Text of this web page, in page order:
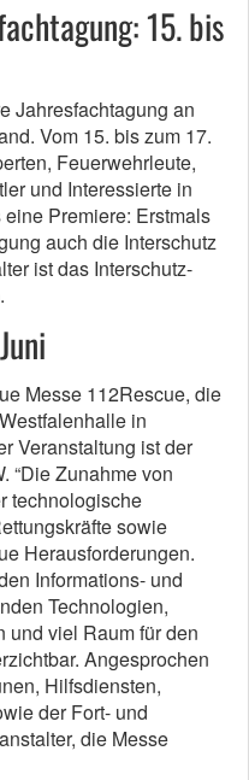
15. bis
Jahresfachtagung an
Vom 15. bis zum 17.
Feuerwehrleute,
und Interessierte in
Premiere: Erstmals
auch die Interschutz
ist das Interschutz-
Messe 112Rescue, die
in
Veranstaltung ist der
“Die Zunahme von
technologische
sowie
Herausforderungen.
Informations- und
Technologien,
und viel Raum für den
Angesprochen
Hilfsdiensten,
der Fort- und
die Messe